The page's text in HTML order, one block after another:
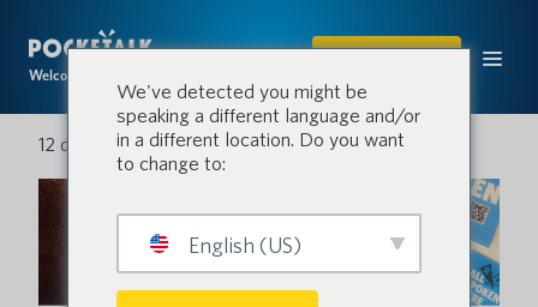
Welcome to the conversation.
COMPRAR
12 de abril de 2024
We've detected you might be
speaking a different language and/or
in a different location. Do you want
to change to:
English (US)